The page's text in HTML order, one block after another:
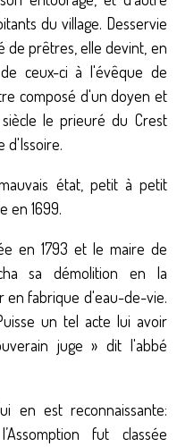
du village. Desservie
de prêtres, elle devint, en
ceux-ci à l'évêque de
composé d'un doyen et
le prieuré du Crest
d'Issoire.
état, petit à petit
en 1699.
en 1793 et le maire de
sa démolition en la
en fabrique d'eau-de-vie.
un tel acte lui avoir
juge » dit l'abbé
en est reconnaissante:
fut classée